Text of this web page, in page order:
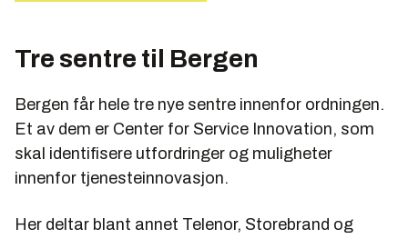
Tre sentre til Bergen
Bergen får hele tre nye sentre innenfor ordningen.
Et av dem er Center for Service Innovation, som
skal identifisere utfordringer og muligheter
innenfor tjenesteinnovasjon.
Her deltar blant annet Telenor, Storebrand og